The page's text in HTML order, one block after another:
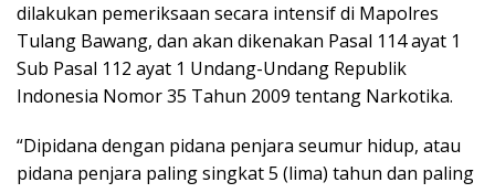
dilakukan pemeriksaan secara intensif di Mapolres
Tulang Bawang, dan akan dikenakan Pasal 114 ayat 1
Sub Pasal 112 ayat 1 Undang-Undang Republik
Indonesia Nomor 35 Tahun 2009 tentang Narkotika.
“Dipidana dengan pidana penjara seumur hidup, atau
pidana penjara paling singkat 5 (lima) tahun dan paling